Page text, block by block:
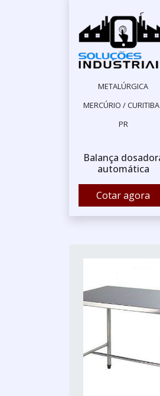
METALÚRGICA
MERCÚRIO /
PR
Balança
automática
Cotar agora